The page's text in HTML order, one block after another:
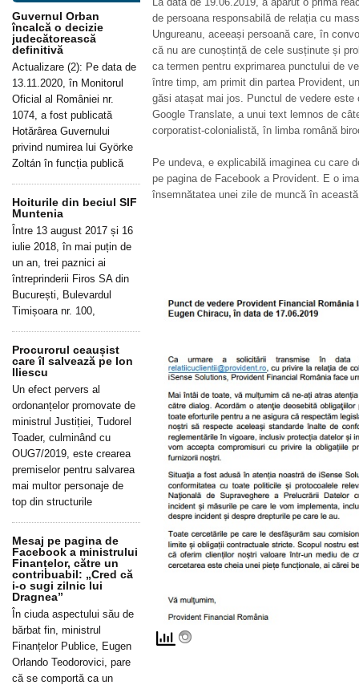
de persoana responsabilă de relația cu
Ungureanu, aceeași persoană care, în
că nu are cunoștință de cele susținute și
ca termen pentru exprimarea punctului de
între timp, am primit din partea Provident,
găsi atașat mai jos. Punctul de vedere este
Google Translate, a unui text lemnos de
corporatist-colonialistă, în limba română
Pe undeva, e explicabilă imaginea cu care
pe pagina de Facebook a Provident. E o
însemnătatea unei zile de muncă în
Guvernul Orban
încalcă o decizie
judecătorească
definitivă
Actualizare (2): Pe data de
13.11.2020, în Monitorul
Oficial al României nr.
1074, a fost publicată
Hotărârea Guvernului
privind numirea lui Györke
Zoltán în funcția publică
Hoiturile din beciul SIF
Muntenia
Între 13 august 2017 și 16
iulie 2018, în mai puțin de
un an, trei paznici ai
întreprinderii Firos SA din
București, Bulevardul
Timișoara nr. 100,
Procurorul ceaușist
care îl salvează pe Ion
Iliescu
Un efect pervers al
ordonanțelor promovate de
ministrul Justiției, Tudorel
Toader, culminând cu
OUG7/2019, este crearea
premiselor pentru salvarea
mai multor personaje de
top din structurile
Mesaj pe pagina de
Facebook a ministrului
Finanțelor, către un
contribuabil: „Cred că
i-o sugi zilnic lui
Dragnea”
În ciuda aspectului său de
bărbat fin, ministrul
Finanțelor Publice, Eugen
Orlando Teodorovici, pare
că se comportă ca un